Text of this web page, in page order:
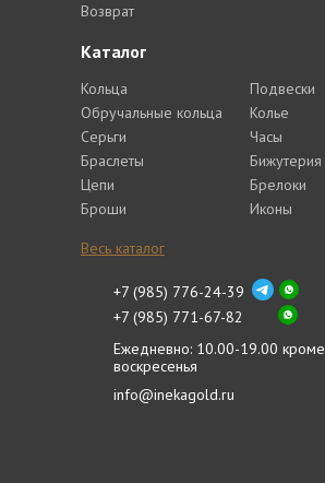
Каталог
Кольца
Обручальные кольца
Серьги
Браслеты
Цепи
Броши
Подвески
Колье
Часы
Бижутерия
Брелоки
Иконы
Весь каталог
Возврат
+7 (985) 776-24-39
+7 (985) 771-67-82
Ежедневно: 10.00-19.00 кроме
воскресенья
info@inekagold.ru